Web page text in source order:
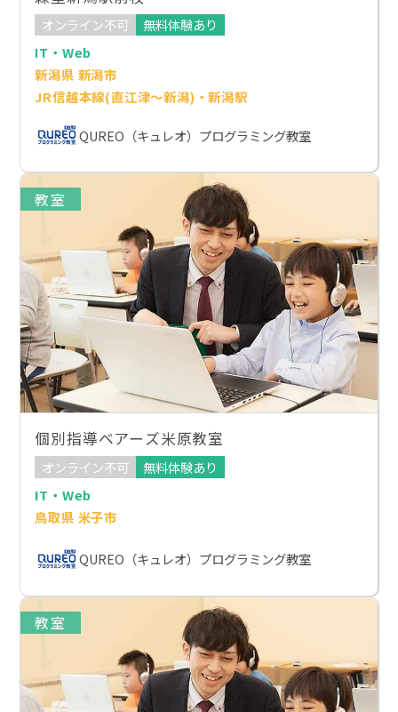
オンライン不可
無料体験あり
IT・Web
新潟県 新潟市
JR信越本線(直江津～新潟)・新潟駅
QUREO（キュレオ）プログラミング教室
教室
個別指導ベアーズ米原教室
オンライン不可
無料体験あり
IT・Web
鳥取県 米子市
QUREO（キュレオ）プログラミング教室
教室